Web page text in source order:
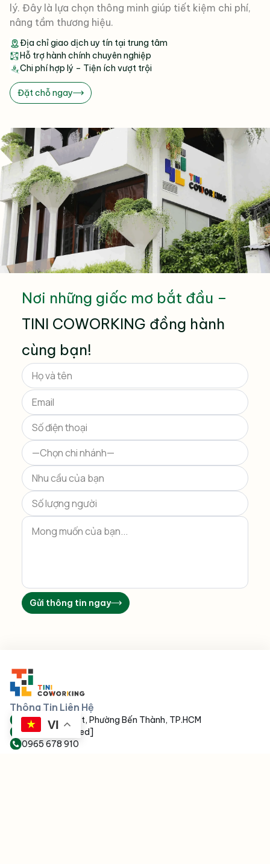
lý. Đây là lựa chọn thông minh giúp tiết kiệm chi phí,
nâng tầm thương hiệu.
Địa chỉ giao dịch uy tín tại trung tâm
Hỗ trợ hành chính chuyên nghiệp
Chi phí hợp lý – Tiện ích vượt trội
Đặt chỗ ngay
Nơi những giấc mơ bắt đầu –
TINI COWORKING đồng hành
cùng bạn!
Please
leave
this
field
empty.
Gửi thông tin ngay
Thông Tin Liên Hệ
152 Võ Văn Kiệt, Phường Bến Thành, TP.HCM
[email protected]
0965 678 910
VI